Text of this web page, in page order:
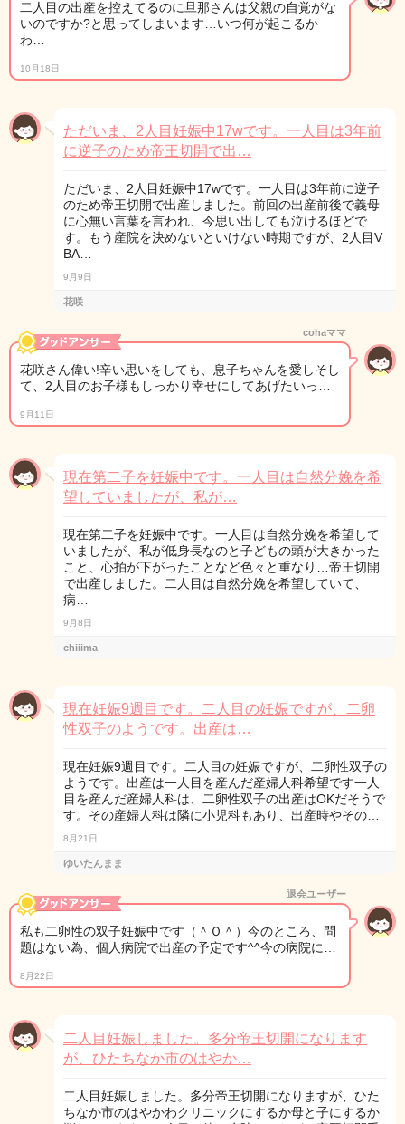
二人目の出産を控えてるのに旦那さんは父親の自覚がな
いのですか?と思ってしまいます…いつ何が起こるか
わ…
10月18日
ただいま、2人目妊娠中17wです。一人目は3年前
に逆子のため帝王切開で出…
ただいま、2人目妊娠中17wです。一人目は3年前に逆子
のため帝王切開で出産しました。前回の出産前後で義母
に心無い言葉を言われ、今思い出しても泣けるほどで
す。もう産院を決めないといけない時期ですが、2人目V
BA…
9月9日
花咲
cohaママ
花咲さん偉い!辛い思いをしても、息子ちゃんを愛しそし
て、2人目のお子様もしっかり幸せにしてあげたいっ…
9月11日
現在第二子を妊娠中です。一人目は自然分娩を希
望していましたが、私が…
現在第二子を妊娠中です。一人目は自然分娩を希望して
いましたが、私が低身長なのと子どもの頭が大きかった
こと、心拍が下がったことなど色々と重なり…帝王切開
で出産しました。二人目は自然分娩を希望していて、
病…
9月8日
chiiima
現在妊娠9週目です。二人目の妊娠ですが、二卵
性双子のようです。出産は…
現在妊娠9週目です。二人目の妊娠ですが、二卵性双子の
ようです。出産は一人目を産んだ産婦人科希望です一人
目を産んだ産婦人科は、二卵性双子の出産はOKだそうで
す。その産婦人科は隣に小児科もあり、出産時やその…
8月21日
ゆいたんまま
退会ユーザー
私も二卵性の双子妊娠中です（＾Ｏ＾）今のところ、問
題はない為、個人病院で出産の予定です^^今の病院に…
8月22日
二人目妊娠しました。多分帝王切開になります
が、ひたちなか市のはやか…
二人目妊娠しました。多分帝王切開になりますが、ひた
ちなか市のはやかわクリニックにするか母と子にするか